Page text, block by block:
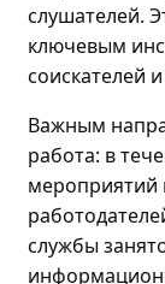
слушателей.
ключевым
соискателей
Важным
работа: в
мероприятий
службы